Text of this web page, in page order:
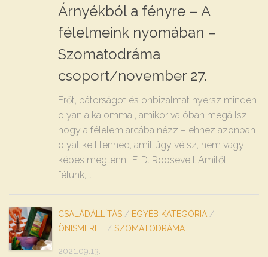
Árnyékból a fényre – A
félelmeink nyomában –
Szomatodráma
csoport/november 27.
Erőt, bátorságot és önbizalmat nyersz minden
olyan alkalommal, amikor valóban megállsz,
hogy a félelem arcába nézz – ehhez azonban
olyat kell tenned, amit úgy vélsz, nem vagy
képes megtenni. F. D. Roosevelt Amitől
félünk,...
CSALÁDÁLLÍTÁS / EGYÉB KATEGÓRIA /
ÖNISMERET / SZOMATODRÁMA
2021.09.13.